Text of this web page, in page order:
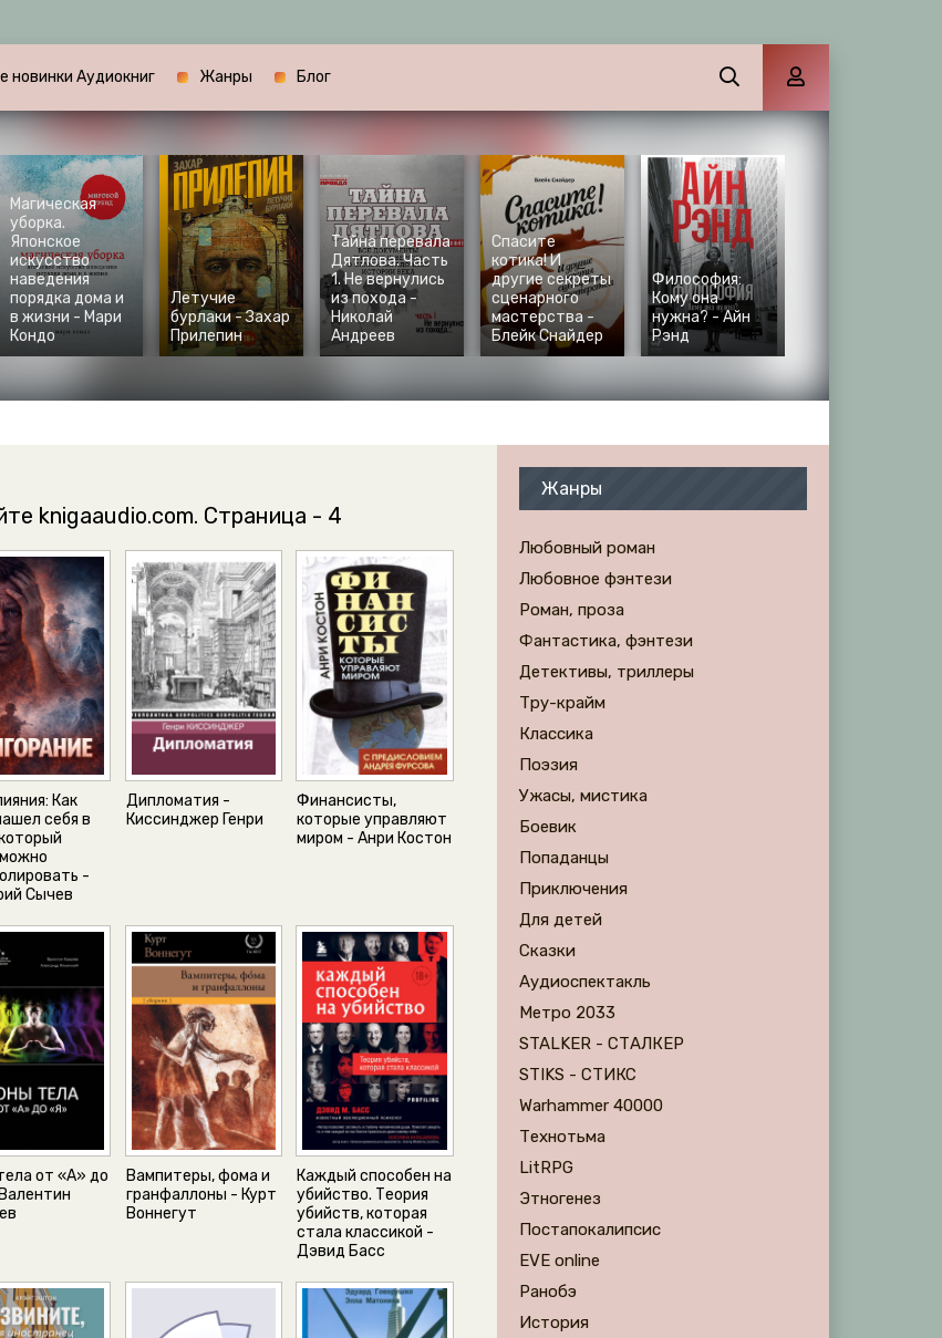
новинки Аудиокниг Жанры Блог
Магическая
уборка.
Японское
искусство
наведения
порядка дома и
в жизни - Мари
Кондо
Летучие
бурлаки - Захар
Прилепин
Тайна перевала
Дятлова. Часть
1. Не вернулись
из похода -
Николай
Андреев
Спасите
котика! И
другие секреты
сценарного
мастерства -
Блейк Снайдер
Философия:
Кому она
нужна? - Айн
Рэнд
knigaaudio.com. Страница - 4
Как
себя в
-
Сычев
Дипломатия -
Киссинджер Генри
Финансисты,
которые управляют
миром - Анри Костон
от «А» до
Вампитеры, фома и
гранфаллоны - Курт
Воннегут
Каждый способен на
убийство. Теория
убийств, которая
стала классикой -
Дэвид Басс
Жанры
Любовный роман
Любовное фэнтези
Роман, проза
Фантастика, фэнтези
Детективы, триллеры
Тру-крайм
Классика
Поэзия
Ужасы, мистика
Боевик
Попаданцы
Приключения
Для детей
Сказки
Аудиоспектакль
Метро 2033
STALKER - СТАЛКЕР
STIKS - СТИКС
Warhammer 40000
Технотьма
LitRPG
Этногенез
Постапокалипсис
EVE online
Ранобэ
История